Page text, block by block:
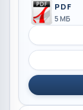
PDF
5 МБ